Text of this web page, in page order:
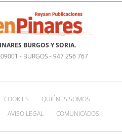
BURGOS Y SORIA.
09001 - BURGOS - 947 256 767
COOKIES
QUIÉNES SOMOS
AVISO LEGAL COMUNICADOS